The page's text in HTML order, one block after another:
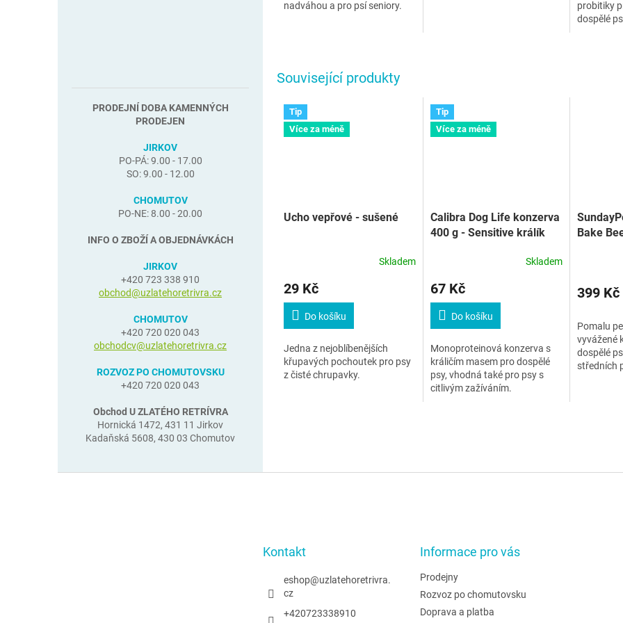
PRODEJNÍ DOBA KAMENNÝCH
PRODEJEN
JIRKOV
PO-PÁ: 9.00 - 17.00
SO: 9.00 - 12.00
CHOMUTOV
PO-NE: 8.00 - 20.00
INFO O ZBOŽÍ A OBJEDNÁVKÁCH
JIRKOV
+420 723 338 910
obchod@uzlatehoretrivra.cz
CHOMUTOV
+420 720 020 043
obchodcv@uzlatehoretrivra.cz
ROZVOZ PO CHOMUTOVSKU
+420 720 020 043
Obchod U ZLATÉHO RETRÍVRA
Hornická 1472, 431 11 Jirkov
Kadaňská 5608, 430 03 Chomutov
Související produkty
Tip
Více za méně
Ucho vepřové - sušené
Skladem
29 Kč
Do košíku
Jedna z nejoblíbenějších
křupavých pochoutek pro psy
z čisté chrupavky.
Tip
Více za méně
Calibra Dog Life konzerva
400 g - Sensitive králík
Skladem
67 Kč
Do košíku
Monoproteinová konzerva s
králičím masem pro dospělé
psy, vhodná také pro psy s
citlivým zažíváním.
Bake
399 Kč
Pomalu
vyvážené
dospělé
středních
nadváhou a pro psí seniory.
probitiky
dospělé
Kontakt
eshop@uzlatehoretrivra.
cz
+420723338910
Informace pro vás
Prodejny
Rozvoz po chomutovsku
Doprava a platba